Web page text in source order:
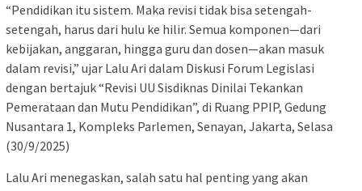
“Pendidikan itu sistem. Maka revisi tidak bisa setengah-
setengah, harus dari hulu ke hilir. Semua komponen—dari
kebijakan, anggaran, hingga guru dan dosen—akan masuk
dalam revisi,” ujar Lalu Ari dalam Diskusi Forum Legislasi
dengan bertajuk “Revisi UU Sisdiknas Dinilai Tekankan
Pemerataan dan Mutu Pendidikan”, di Ruang PPIP, Gedung
Nusantara 1, Kompleks Parlemen, Senayan, Jakarta, Selasa
(30/9/2025)
Lalu Ari menegaskan, salah satu hal penting yang akan